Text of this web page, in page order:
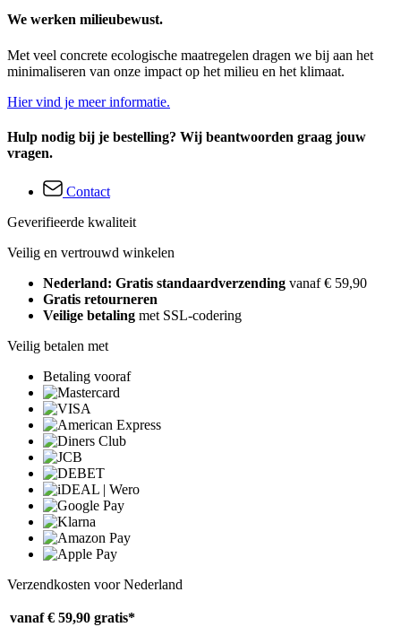
We werken milieubewust.
Met veel concrete ecologische maatregelen dragen we bij aan het
minimaliseren van onze impact op het milieu en het klimaat.
Hier vind je meer informatie.
Hulp nodig bij je bestelling? Wij beantwoorden graag jouw
vragen.
Contact
Geverifieerde kwaliteit
Veilig en vertrouwd winkelen
Nederland: Gratis standaardverzending vanaf € 59,90
Gratis retourneren
Veilige betaling met SSL-codering
Veilig betalen met
Betaling vooraf
Verzendkosten voor Nederland
vanaf € 59,90 gratis*